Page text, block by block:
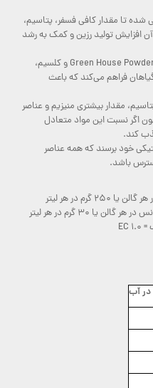
تا مقدار کافی فسفر، پتاسیم،
افزایش تولید رزین و کمک به رشد
ترکیب این محصول با کودهای Green House Powder Feeding و کلسیم،
فراهم می‌کند که باعث
مقدار بیشتری منیزیم و عناصر
اگر نسبت این مواد متعادل
کند.
خود برسند که همه عناصر
باشد.
آب